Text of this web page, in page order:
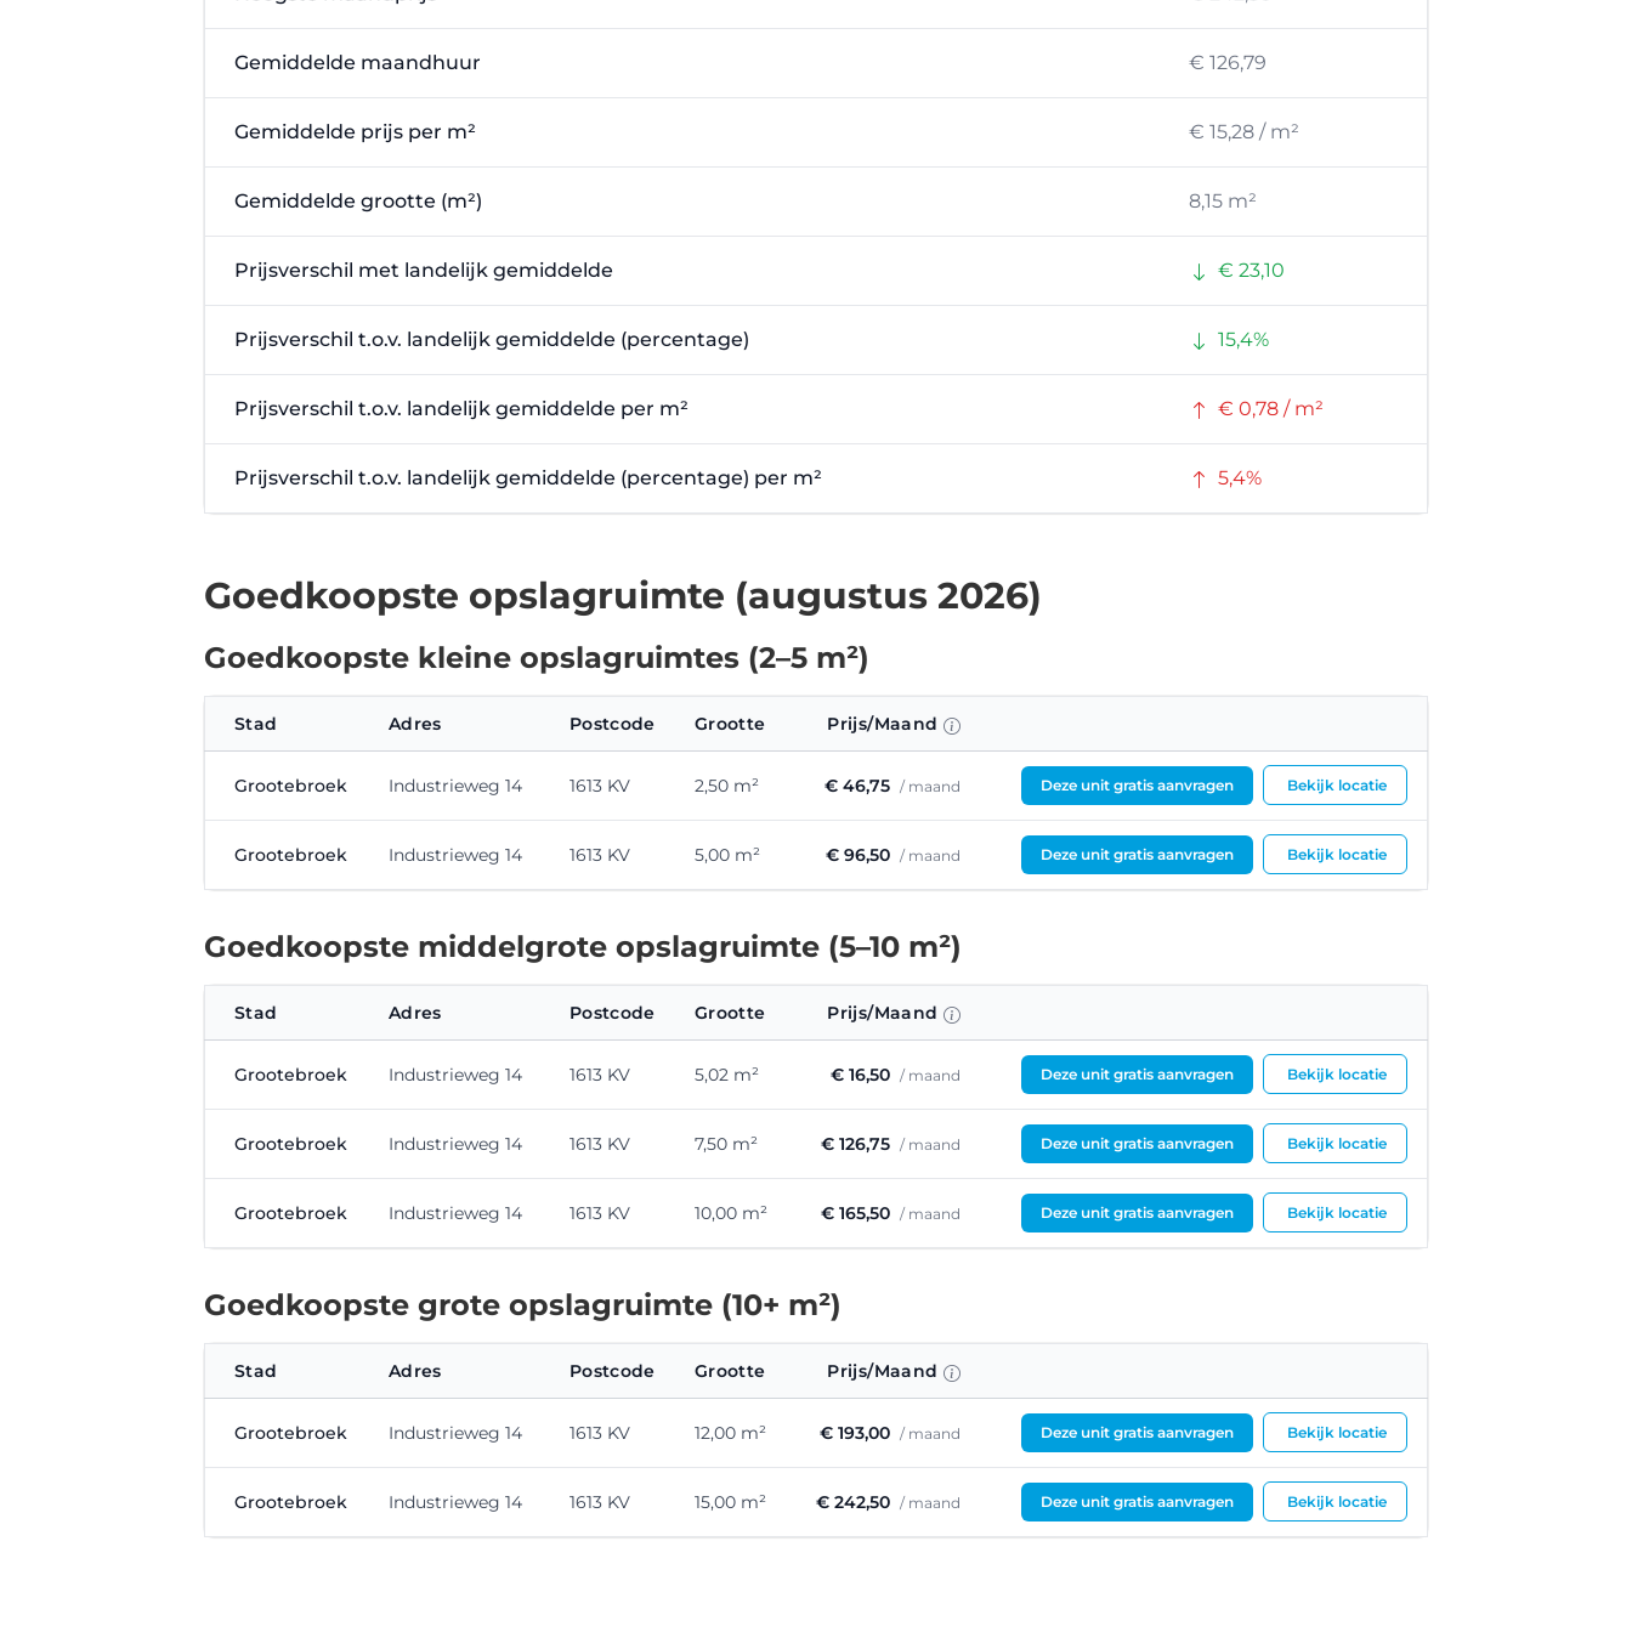
Gemiddelde maandhuur € 126,79
Gemiddelde prijs per m² € 15,28 / m²
Gemiddelde grootte (m²) 8,15 m²
Prijsverschil met landelijk gemiddelde € 23,10
Prijsverschil t.o.v. landelijk gemiddelde (percentage) 15,4%
Prijsverschil t.o.v. landelijk gemiddelde per m² € 0,78 / m²
Prijsverschil t.o.v. landelijk gemiddelde (percentage) per m² 5,4%
Goedkoopste opslagruimte (augustus 2026)
Goedkoopste kleine opslagruimtes (2–5 m²)
Stad Adres Postcode Grootte Prijs/Maand
Grootebroek Industrieweg 14 1613 KV 2,50 m² € 46,75 / maand Deze unit gratis aanvragen Bekijk locatie
Grootebroek Industrieweg 14 1613 KV 5,00 m² € 96,50 / maand Deze unit gratis aanvragen Bekijk locatie
Goedkoopste middelgrote opslagruimte (5–10 m²)
Stad Adres Postcode Grootte Prijs/Maand
Grootebroek Industrieweg 14 1613 KV 5,02 m² € 16,50 / maand Deze unit gratis aanvragen Bekijk locatie
Grootebroek Industrieweg 14 1613 KV 7,50 m² € 126,75 / maand Deze unit gratis aanvragen Bekijk locatie
Grootebroek Industrieweg 14 1613 KV 10,00 m² € 165,50 / maand Deze unit gratis aanvragen Bekijk locatie
Goedkoopste grote opslagruimte (10+ m²)
Stad Adres Postcode Grootte Prijs/Maand
Grootebroek Industrieweg 14 1613 KV 12,00 m² € 193,00 / maand Deze unit gratis aanvragen Bekijk locatie
Grootebroek Industrieweg 14 1613 KV 15,00 m² € 242,50 / maand Deze unit gratis aanvragen Bekijk locatie